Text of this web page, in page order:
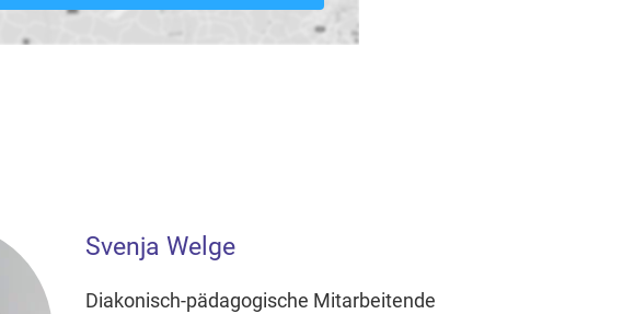
Svenja Welge
Diakonisch-pädagogische Mitarbeitende